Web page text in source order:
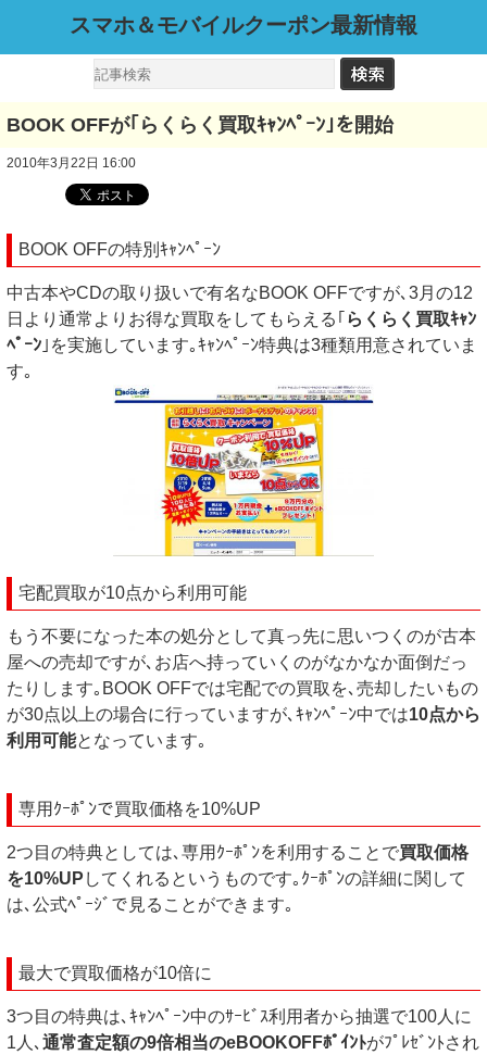
スマホ＆モバイルクーポン最新情報
BOOK OFFが｢らくらく買取ｷｬﾝﾍﾟｰﾝ｣を開始
2010年3月22日 16:00
BOOK OFFの特別ｷｬﾝﾍﾟｰﾝ
中古本やCDの取り扱いで有名なBOOK OFFですが､3月の12
日より通常よりお得な買取をしてもらえる｢ らくらく買取ｷｬﾝ
ﾍﾟｰﾝ ｣を実施しています｡ｷｬﾝﾍﾟｰﾝ特典は3種類用意されていま
す｡
宅配買取が10点から利用可能
もう不要になった本の処分として真っ先に思いつくのが古本
屋への売却ですが､お店へ持っていくのがなかなか面倒だっ
たりします｡BOOK OFFでは宅配での買取を､売却したいもの
が30点以上の場合に行っていますが､ｷｬﾝﾍﾟｰﾝ中では10点から
利用可能となっています｡
専用ｸｰﾎﾟﾝで買取価格を10%UP
2つ目の特典としては､専用ｸｰﾎﾟﾝを利用することで買取価格
を10%UP してくれるというものです｡ｸｰﾎﾟﾝの詳細に関して
は､公式ﾍﾟｰｼﾞで見ることができます｡
最大で買取価格が10倍に
3つ目の特典は､ｷｬﾝﾍﾟｰﾝ中のｻｰﾋﾞｽ利用者から抽選で100人に
1人､ 通常査定額の9倍相当のeBOOKOFFﾎﾟｲﾝﾄがﾌﾟﾚｾﾞﾝﾄされ